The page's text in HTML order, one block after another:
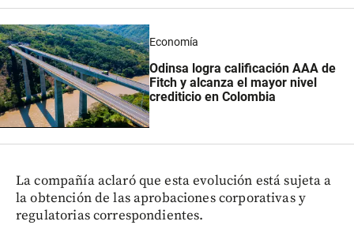
Economía
Odinsa logra calificación AAA de
Fitch y alcanza el mayor nivel
crediticio en Colombia
La compañía aclaró que esta evolución está sujeta a
la obtención de las aprobaciones corporativas y
regulatorias correspondientes.